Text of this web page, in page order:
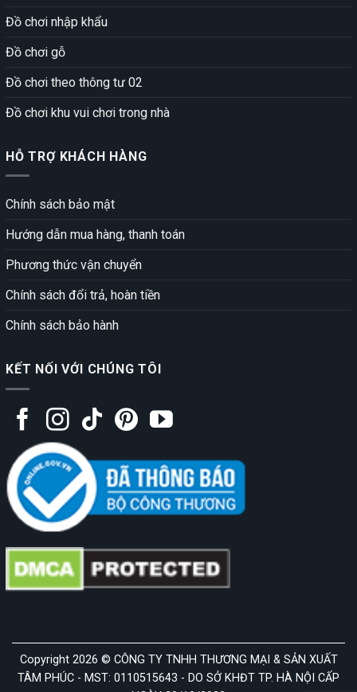
Đồ chơi nhập khẩu
Đồ chơi gỗ
Đồ chơi theo thông tư 02
Đồ chơi khu vui chơi trong nhà
HỖ TRỢ KHÁCH HÀNG
Chính sách bảo mật
Hướng dẫn mua hàng, thanh toán
Phương thức vận chuyển
Chính sách đổi trả, hoàn tiền
Chính sách bảo hành
KẾT NỐI VỚI CHÚNG TÔI
Copyright 2026 © CÔNG TY TNHH THƯƠNG MẠI & SẢN XUẤT
TÂM PHÚC - MST: 0110515643 - DO SỞ KHĐT TP. HÀ NỘI CẤP